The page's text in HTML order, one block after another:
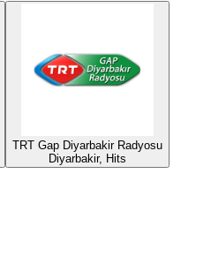
TRT Gap Diyarbakir Radyosu
Diyarbakir, Hits